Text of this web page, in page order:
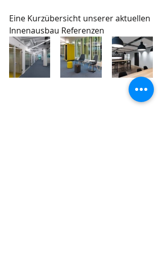
Eine Kurzübersicht unserer aktuellen
Innenausbau Referenzen